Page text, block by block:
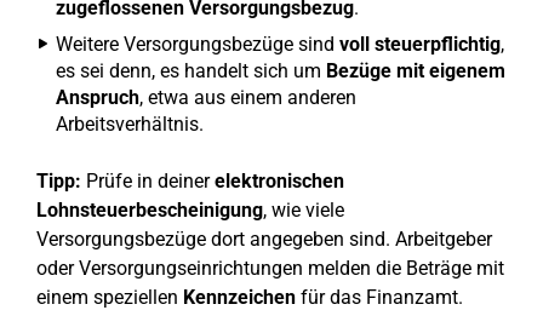
zugeflossenen Versorgungsbezug.
Weitere Versorgungsbezüge sind voll steuerpflichtig,
es sei denn, es handelt sich um Bezüge mit eigenem
Anspruch, etwa aus einem anderen
Arbeitsverhältnis.
Tipp: Prüfe in deinerelektronischen
Lohnsteuerbescheinigung, wie viele
Versorgungsbezüge dort angegeben sind. Arbeitgeber
oder Versorgungseinrichtungen melden die Beträge mit
einem speziellen Kennzeichen für das Finanzamt.